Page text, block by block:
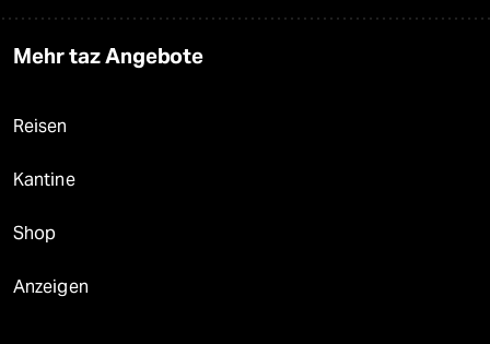
Mehr taz Angebote
Reisen
Kantine
Shop
Anzeigen